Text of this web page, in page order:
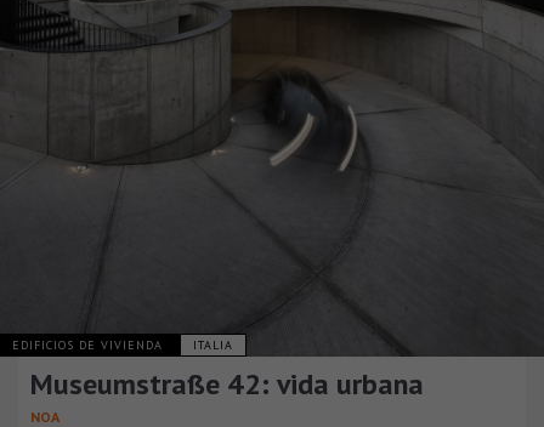
EDIFICIOS DE VIVIENDA ITALIA
Museumstraße 42: vida urbana
NOA